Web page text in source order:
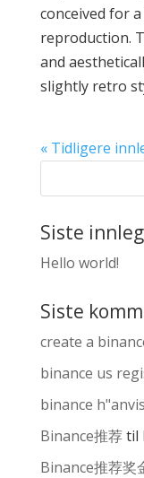
conceived for
reproduction.
and
slightly retro
« Tidligere
Siste
Hello world!
Siste
create a
binance us
binance
Binance推荐til
Binance推荐奖